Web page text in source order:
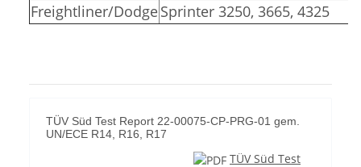
Freightliner/DodgeSprinter 3250, 3665, 4325
TÜV Süd Test Report 22-00075-CP-PRG-01 gem.
UN/ECE R14, R16, R17
TÜV Süd Test